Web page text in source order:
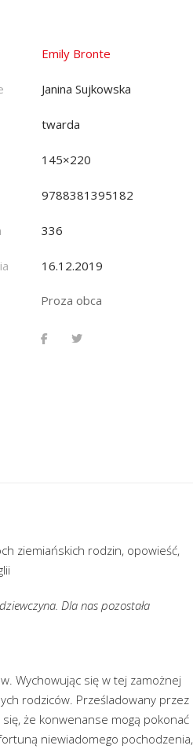
Emily Bronte
Janina Sujkowska
twarda
145×220
9788381395182
336
16.12.2019
Proza obca
ziemiańskich rodzin, opowieść,
Dla nas pozostała
Wychowując się w tej zamożnej
rodziców. Prześladowany przez
że konwenanse mogą pokonać
niewiadomego pochodzenia,